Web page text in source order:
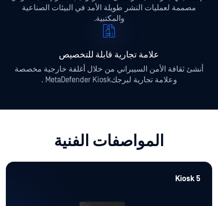
مصممة لعمليات النشر طويلة الأمد في البيئات الصناعية
والمكتبية.
علامة تجارية قابلة للتخصيص
أنشئ ثقافة الأمن السيبراني من خلال أغلفة خارجية مخصصة
وعلامة تجارية لبرجكMetaDefender Kiosk .
المواصفات الفنية
Kiosk 5